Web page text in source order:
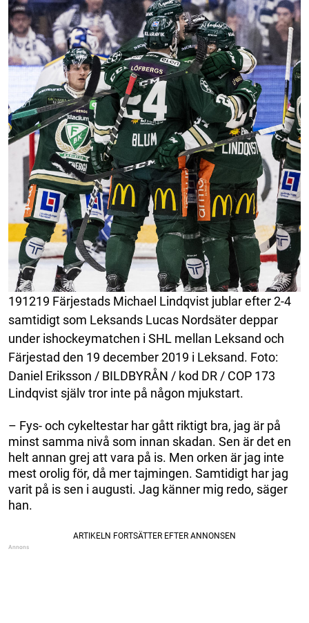
191219 Färjestads Michael Lindqvist jublar efter 2-4
samtidigt som Leksands Lucas Nordsäter deppar
under ishockeymatchen i SHL mellan Leksand och
Färjestad den 19 december 2019 i Leksand. Foto:
Daniel Eriksson / BILDBYRÅN / kod DR / COP 173
Lindqvist själv tror inte på någon mjukstart.
– Fys- och cykeltestar har gått riktigt bra, jag är på
minst samma nivå som innan skadan. Sen är det en
helt annan grej att vara på is. Men orken är jag inte
mest orolig för, då mer tajmingen. Samtidigt har jag
varit på is sen i augusti. Jag känner mig redo, säger
han.